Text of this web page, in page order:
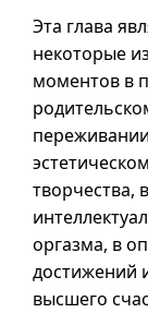
Эта глава
некоторые
моментов в
творчества,
оргазма, в
достижений
высшего